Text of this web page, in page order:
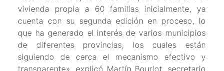
vivienda propia a 60 familias inicialmente, ya
cuenta con su segunda edición en proceso, lo
que ha generado el interés de varios municipios
de diferentes provincias, los cuales están
siguiendo de cerca el mecanismo efectivo y
transparente», explicó Martín Bourlot, secretario